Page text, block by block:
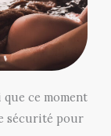
ce moment
sécurité pour